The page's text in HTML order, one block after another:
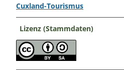
Cuxland-Tourismus
Lizenz (Stammdaten)